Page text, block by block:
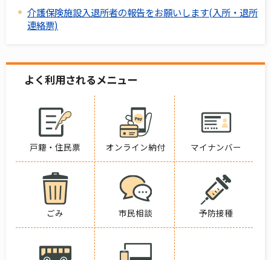
介護保険施設入退所者の報告をお願いします(入所・退所
連絡票)
よく利用されるメニュー
戸籍・住民票 オンライン納付 マイナンバー
ごみ 市民相談 予防接種